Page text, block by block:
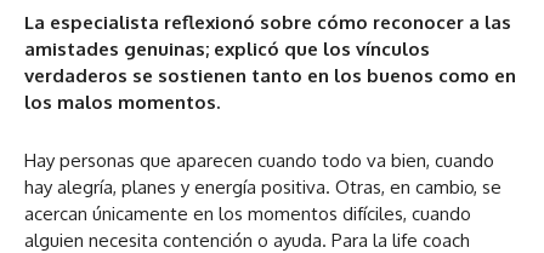
La especialista reflexionó sobre cómo reconocer a las
amistades genuinas; explicó que los vínculos
verdaderos se sostienen tanto en los buenos como en
los malos momentos.
Hay personas que aparecen cuando todo va bien, cuando
hay alegría, planes y energía positiva. Otras, en cambio, se
acercan únicamente en los momentos difíciles, cuando
alguien necesita contención o ayuda. Para la life coach